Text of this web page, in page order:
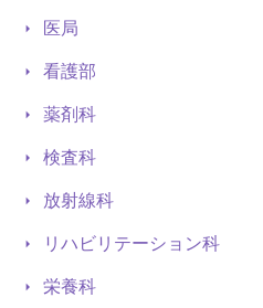
医局
看護部
薬剤科
検査科
放射線科
リハビリテーション科
栄養科